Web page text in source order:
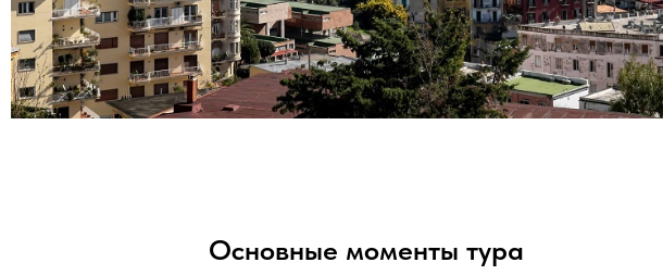
Основные моменты тура